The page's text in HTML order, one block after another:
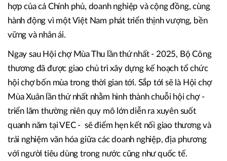
trị nhân ái Việt.
Hội chợ Mùa Thu lần thứ nhất - 2025 đã khép lại hành
theo, góp phần củng cố, hoàn thiện hơn sức mạnh tổng
hợp của cả Chính phủ, doanh nghiệp và cộng đồng, cùng
hành động vì một Việt Nam phát triển thịnh vượng, bền
Ngay sau Hội chợ Mùa Thu lần thứ nhất - 2025, Bộ Công
thương đã được giao chủ trì xây dựng kế hoạch tổ chức
hội chợ bốn mùa trong thời gian tới. Sắp tới sẽ là Hội chợ